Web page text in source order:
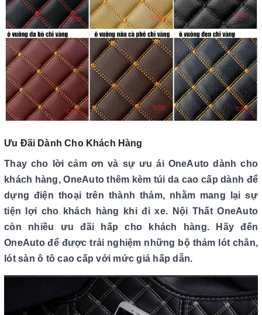
Ưu Đãi Dành Cho Khách Hàng
Thay cho lời cảm ơn và sự ưu ái OneAuto dành cho
khách hàng, OneAuto thêm kèm túi da cao cấp dành để
dựng điện thoại trên thành thảm, nhằm mang lại sự
tiện lợi cho khách hàng khi đi xe. Nội Thất OneAuto
còn nhiều ưu đãi hấp cho khách hàng. Hãy đến
OneAuto để được trải nghiệm những bộ thảm lót chân,
lót sàn ô tô cao cấp với mức giá hấp dẫn.